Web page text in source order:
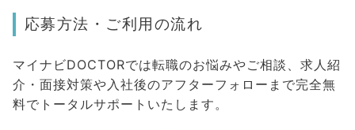
応募方法・ご利用の流れ
マイナビDOCTORでは転職のお悩みやご相談、求人紹
介・面接対策や入社後のアフターフォローまで完全無
料でトータルサポートいたします。